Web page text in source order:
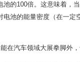
的100倍。这意味着，
池的能量密度（在一
在汽车领域大展拳脚外